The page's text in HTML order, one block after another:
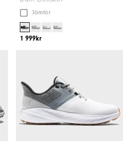
Jömför
1 999kr